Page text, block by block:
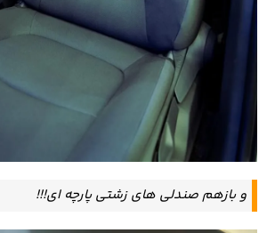
و بازهم صندلی های زشتی پارچه ای!!!